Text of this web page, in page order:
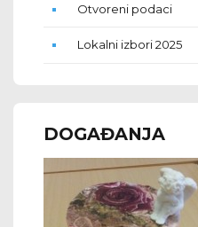
Otvoreni podaci
Lokalni izbori 2025
DOGAĐANJA